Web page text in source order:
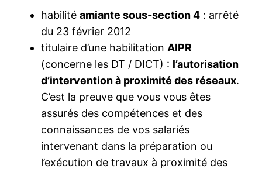
habilitéamiante sous-section 4 : arrêté
du 23 février 2012
titulaire d’une habilitation AIPR
(concerne les DT / DICT) : l’autorisation
d’intervention à proximité des réseaux.
C’est la preuve que vous vous êtes
assurés des compétences et des
connaissances de vos salariés
intervenant dans la préparation ou
l’exécution de travaux à proximité des